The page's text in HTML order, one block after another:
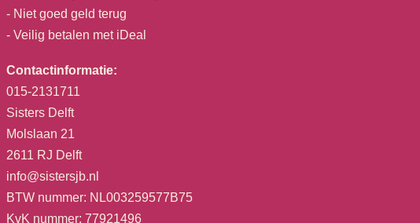
- Niet goed geld terug
- Veilig betalen met iDeal
Contactinformatie:
015-2131711
Sisters Delft
Molslaan 21
2611 RJ Delft
info@sistersjb.nl
BTW nummer: NL003259577B75
KvK nummer: 77921496